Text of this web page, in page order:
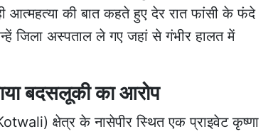
आत्महत्या की बात कहते हुए देर रात फांसी के फंदे
जिला अस्पताल ले गए जहां से गंभीर हालत में
बदसलूकी का आरोप
क्षेत्र के नासेपीर स्थित एक प्राइवेट कृष्णा